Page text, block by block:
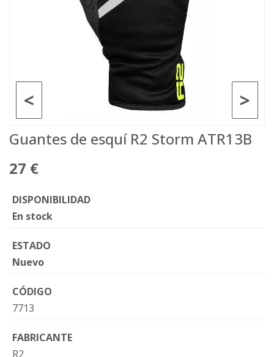
>
<
Guantes de esquí R2 Storm ATR13B
27 €
DISPONIBILIDAD
En stock
ESTADO
Nuevo
CÓDIGO
7713
FABRICANTE
R2